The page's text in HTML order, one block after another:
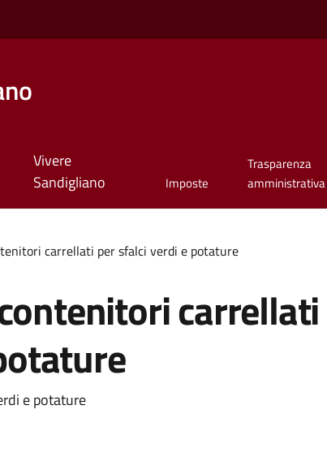
Vivere
Sandigliano
Imposte
Trasparenza
amministrativa
carrellati per sfalci verdi e potature
carrellati
e potature